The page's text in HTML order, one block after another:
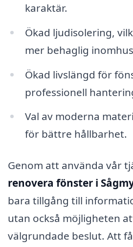
karaktär.
Ökad ljudisolering,
mer behaglig
Ökad livslängd för
professionell
Val av moderna
för bättre hållbarhet.
Genom att använda vår
renovera fönster i
bara tillgång till
utan också möjligheten
välgrundade beslut. Att